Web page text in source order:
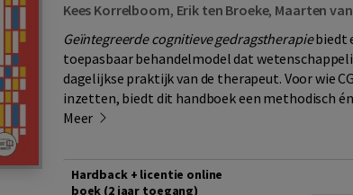
Kees Korrelboom, Erik ten Broeke, Maarten
Geïntegreerde cognitieve gedragstherapiebiedt
toepasbaar behandelmodel dat
dagelijkse praktijk van de therapeut. Voor wie
inzetten, biedt dit handboek een methodisch
Meer
Hardback + licentie online
boek (2 jaar toegang)